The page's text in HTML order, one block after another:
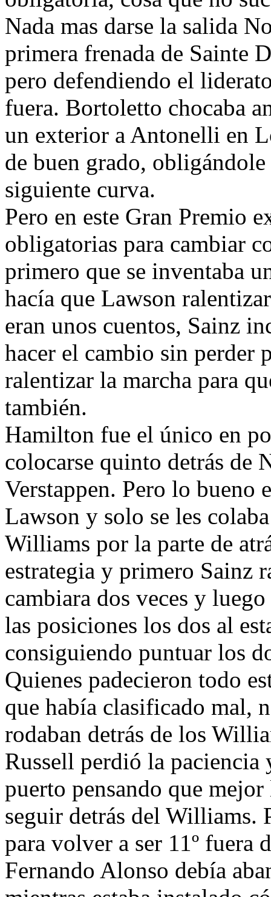
Nada mas darse la salida
primera frenada de Sainte
pero defendiendo el
fuera. Bortoletto chocaba
un exterior a Antonelli en
de buen grado,
siguiente curva.
Pero en este Gran Premio
obligatorias para cambiar
primero que se inventaba
hacía que Lawson
eran unos cuentos, Sainz
hacer el cambio sin
ralentizar la marcha para
también.
Hamilton fue el único en
colocarse quinto detrás de
Verstappen. Pero lo bueno
Lawson y solo se les
Williams por la parte de
estrategia y primero Sainz
cambiara dos veces y
las posiciones los dos al
consiguiendo puntuar los
Quienes padecieron todo
que había clasificado mal,
rodaban detrás de los
Russell perdió la paciencia
puerto pensando que
seguir detrás del Williams.
para volver a ser 11º fuera
Fernando Alonso debía